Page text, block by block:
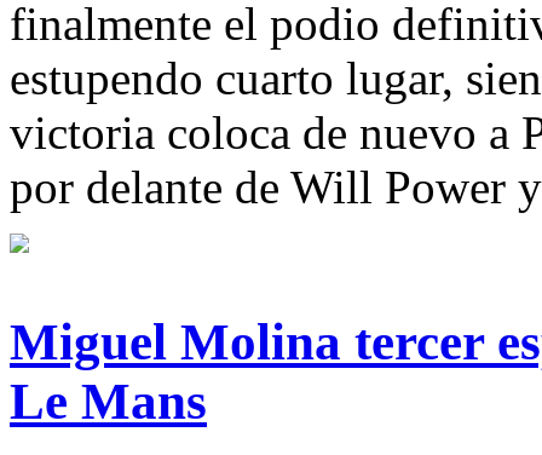
finalmente el podio
estupendo cuarto lugar,
victoria coloca de nuevo a
por delante de Will Power
Miguel Molina tercer
Le Mans